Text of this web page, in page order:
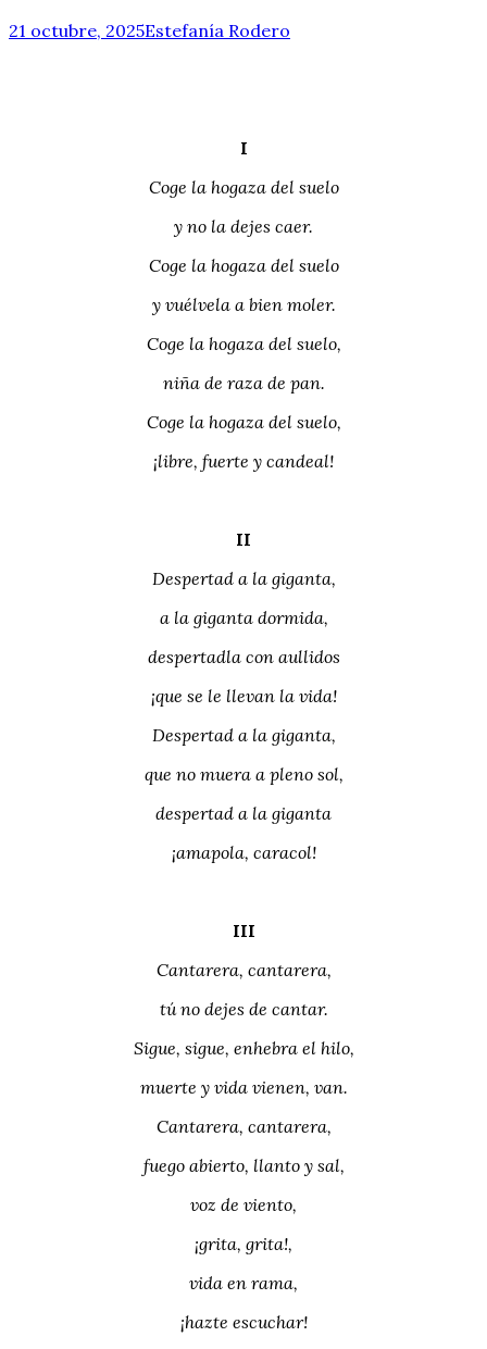
21 octubre, 2025Estefanía Rodero
I
Coge la hogaza del suelo
y no la dejes caer.
Coge la hogaza del suelo
y vuélvela a bien moler.
Coge la hogaza del suelo,
niña de raza de pan.
Coge la hogaza del suelo,
¡libre, fuerte y candeal!
II
Despertad a la giganta,
a la giganta dormida,
despertadla con aullidos
¡que se le llevan la vida!
Despertad a la giganta,
que no muera a pleno sol,
despertad a la giganta
¡amapola, caracol!
III
Cantarera, cantarera,
tú no dejes de cantar.
Sigue, sigue, enhebra el hilo,
muerte y vida vienen, van.
Cantarera, cantarera,
fuego abierto, llanto y sal,
voz de viento,
¡grita, grita!,
vida en rama,
¡hazte escuchar!